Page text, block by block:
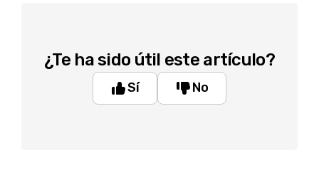
¿Te ha sido útil este artículo?
Sí No